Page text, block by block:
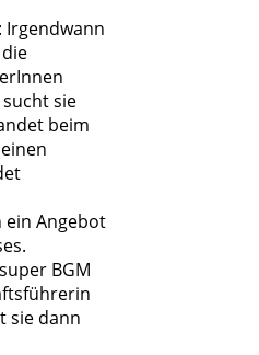
Irgendwann
sie
beim
Angebot
BGM
sie dann